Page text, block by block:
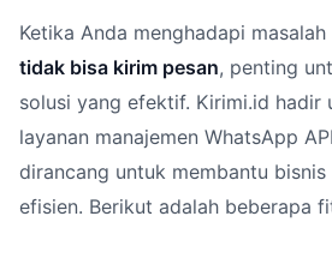
Ketika Anda menghadapi
tidak bisa kirim pesan, penting
solusi yang efektif. Kirimi.id hadir
layanan manajemen WhatsApp
dirancang untuk membantu
efisien. Berikut adalah beberapa